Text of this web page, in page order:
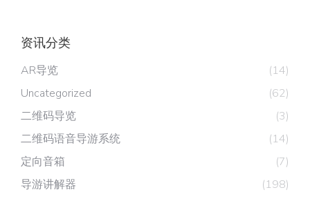
资讯分类
AR导览
(14)
Uncategorized
(62)
二维码导览
(3)
二维码语音导游系统
(14)
定向音箱
(7)
导游讲解器
(198)